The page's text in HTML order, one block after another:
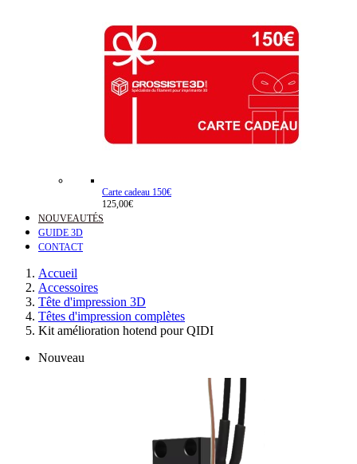
Carte cadeau 150€
125,00€
NOUVEAUTÉS
GUIDE 3D
CONTACT
Accueil
Accessoires
Tête d'impression 3D
Têtes d'impression complètes
Kit amélioration hotend pour QIDI
Nouveau